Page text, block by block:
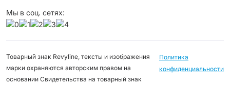
Мы в соц. сетях:
Товарный знак Revyline, тексты и изображения
марки охраняются авторским правом на
основании Свидетельства на товарный знак
Политика
конфиденциальности